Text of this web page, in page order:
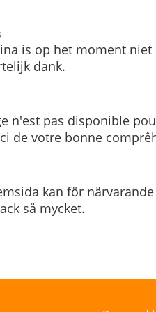
is op het moment
dank.
n'est pas disponible
de votre bonne
kan för
så mycket.